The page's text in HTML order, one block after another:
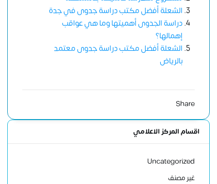
الشعلة أفضل مكتب دراسة جدوى في جدة
دراسة الجدوى أهميتها وما هي عواقب
إهمالها؟
الشعلة أفضل مكتب دراسة جدوى معتمد
بالرياض
Share
اقسام المركز الاعلامي
Uncategorized
غير مصنف